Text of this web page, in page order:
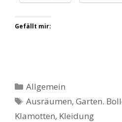
Gefällt mir:
Kategorien
Allgemein
Schlagwörter
Ausräumen,Garten.
Klamotten, Kleidung